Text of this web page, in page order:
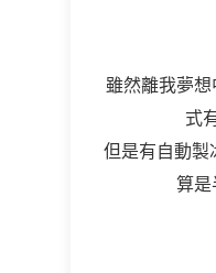
雖然離我夢
式
但是有自動製
算是